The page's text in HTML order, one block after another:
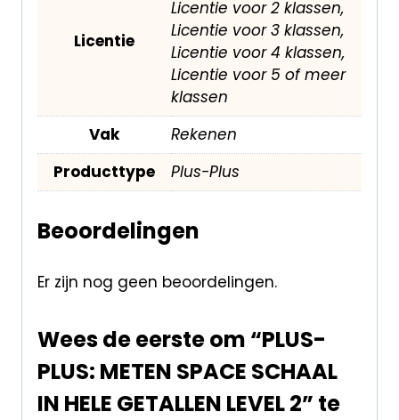
Licentie
Licentie voor 2 klassen,
Licentie voor 3 klassen,
Licentie voor 4 klassen,
Licentie voor 5 of meer
klassen
Vak
Rekenen
Producttype
Plus-Plus
Beoordelingen
Er zijn nog geen beoordelingen.
Wees de eerste om “PLUS-
PLUS: METEN SPACE SCHAAL
IN HELE GETALLEN LEVEL 2” te